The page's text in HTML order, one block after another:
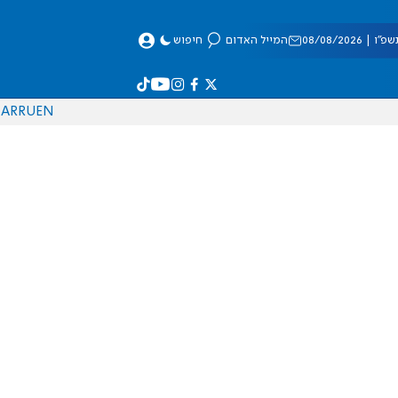
08/2026 המייל האדום חיפוש
EN
RU
AR